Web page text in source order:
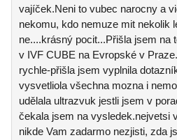
vajíček.Neni to vubec narocny a
nekomu, kdo nemuze mit nekolik
ne....krásný pocit...Přišla jsem na
v IVF CUBE na Evropské v
rychle-přišla jsem vyplnila
vysvetliola všechna mozna i
udělala ultrazvuk jestli jsem v
čekala jsem na vysledek.nejvetsi
nikde Vam zadarmo nezjisti, zda